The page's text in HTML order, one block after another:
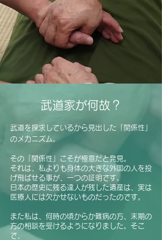
武道家が何故？
武道を探求しているから見出した「関係性」
のメカニズム。
その「関係性」こそが極意だと発見。
それは、私よりも身体の大きな外国の人を投
げ飛ばせる事が、一つの証明です。
​日本の歴史に残る達人が残した遺産は、実は
医療人には欠かせないものだったのです。
​また私は、何時の頃からか難病の方、末期の
方の相談を受けるようになりました。そこ
で、